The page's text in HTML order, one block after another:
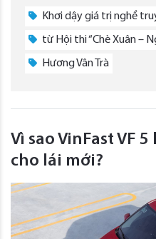
Khơi dậy giá trị nghề
từ Hội thi “Chè Xuân –
Hương Vân Trà
Vì sao VinFast VF
cho lái mới?